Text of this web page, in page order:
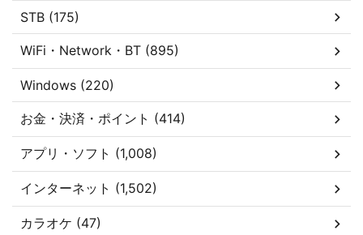
STB (175)
WiFi・Network・BT (895)
Windows (220)
お金・決済・ポイント (414)
アプリ・ソフト (1,008)
インターネット (1,502)
カラオケ (47)